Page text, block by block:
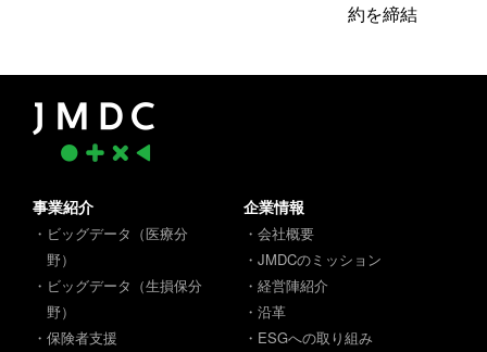
約を締結
事業紹介
・ビッグデータ（医療分
野）
・ビッグデータ（生損保分
野）
・保険者支援
企業情報
・会社概要
・JMDCのミッション
・経営陣紹介
・沿革
・ESGへの取り組み